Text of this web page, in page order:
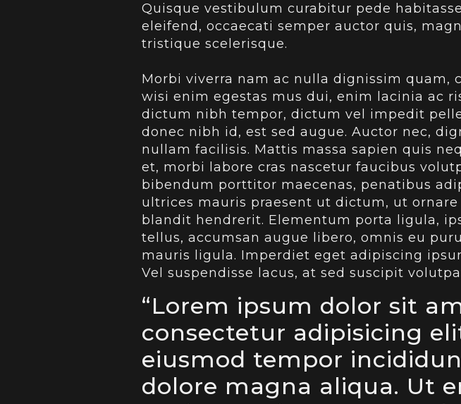
Quisque vestibulum curabitur pede
eleifend, occaecati semper auctor quis,
tristique scelerisque.
Morbi viverra nam ac nulla dignissim quam,
wisi enim egestas mus dui, enim lacinia ac
dictum nibh tempor, dictum vel impedit
donec nibh id, est sed augue. Auctor nec,
nullam facilisis. Mattis massa sapien quis
et, morbi labore cras nascetur faucibus
bibendum porttitor maecenas, penatibus
ultrices mauris praesent ut dictum, ut
blandit hendrerit. Elementum porta ligula,
tellus, accumsan augue libero, omnis eu
mauris ligula. Imperdiet eget adipiscing
Vel suspendisse lacus, at sed suscipit
“Lorem ipsum dolor sit
consectetur adipisicing
eiusmod tempor
dolore magna aliqua. Ut